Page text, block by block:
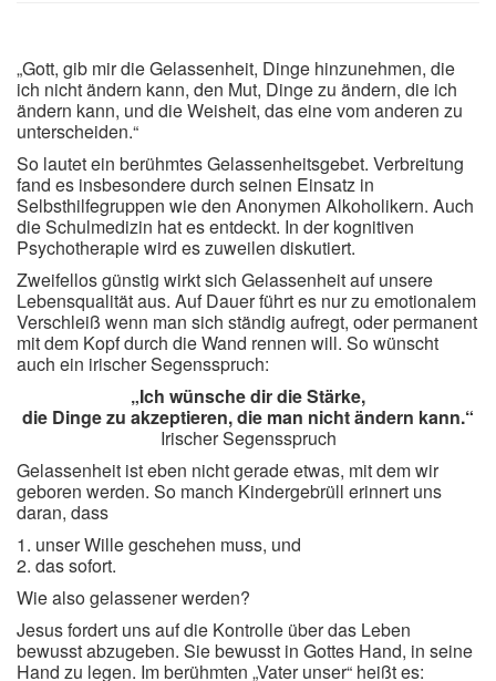
„Gott, gib mir die Gelassenheit, Dinge hinzunehmen, die
ich nicht ändern kann, den Mut, Dinge zu ändern, die ich
ändern kann, und die Weisheit, das eine vom anderen zu
unterscheiden.“
So lautet ein berühmtes Gelassenheitsgebet. Verbreitung
fand es insbesondere durch seinen Einsatz in
Selbsthilfegruppen wie den Anonymen Alkoholikern. Auch
die Schulmedizin hat es entdeckt. In der kognitiven
Psychotherapie wird es zuweilen diskutiert.
Zweifellos günstig wirkt sich Gelassenheit auf unsere
Lebensqualität aus. Auf Dauer führt es nur zu emotionalem
Verschleiß wenn man sich ständig aufregt, oder permanent
mit dem Kopf durch die Wand rennen will. So wünscht
auch ein irischer Segensspruch:
„Ich wünsche dir die Stärke,
die Dinge zu akzeptieren, die man nicht ändern kann.“
Irischer Segensspruch
Gelassenheit ist eben nicht gerade etwas, mit dem wir
geboren werden. So manch Kindergebrüll erinnert uns
daran, dass
1. unser Wille geschehen muss, und
2. das sofort.
Wie also gelassener werden?
Jesus fordert uns auf die Kontrolle über das Leben
bewusst abzugeben. Sie bewusst in Gottes Hand, in seine
Hand zu legen. Im berühmten „Vater unser“ heißt es: